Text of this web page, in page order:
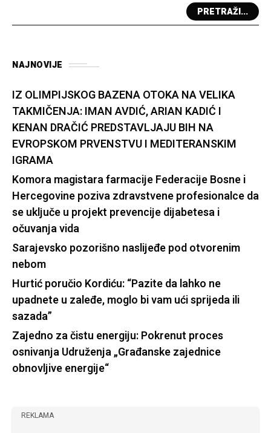
PRETRAŽI...
NAJNOVIJE
IZ OLIMPIJSKOG BAZENA OTOKA NA VELIKA
TAKMIČENJA: IMAN AVDIĆ, ARIAN KADIĆ I
KENAN DRAČIĆ PREDSTAVLJAJU BIH NA
EVROPSKOM PRVENSTVU I MEDITERANSKIM
IGRAMA
Komora magistara farmacije Federacije Bosne i
Hercegovine poziva zdravstvene profesionalce da
se uključe u projekt prevencije dijabetesa i
očuvanja vida
Sarajevsko pozorišno naslijeđe pod otvorenim
nebom
Hurtić poručio Kordiću: “Pazite da lahko ne
upadnete u zaleđe, moglo bi vam ući sprijeda ili
sazada”
Zajedno za čistu energiju: Pokrenut proces
osnivanja Udruženja „Građanske zajednice
obnovljive energije“
REKLAMA